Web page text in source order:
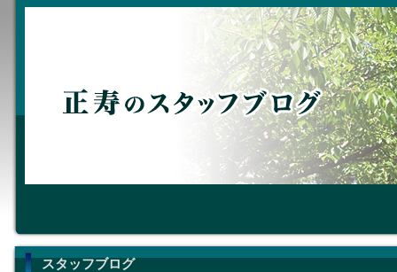
スタッフブログ